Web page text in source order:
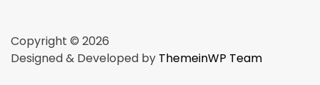
Copyright © 2026
Designed & Developed by ThemeinWP Team